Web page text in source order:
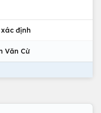
định
Văn Cừ